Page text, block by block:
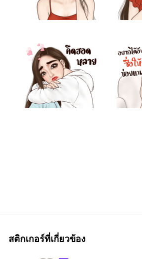
สติกเกอร์ที่เกี่ยวข้อง